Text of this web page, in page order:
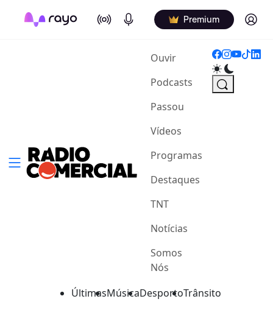
On Air Podcasts Premium Log in
Ouvir(current)
Podcasts
Passou
Vídeos
Programas
Destaques
TNT
Notícias
Somos
Nós
ÚltimasMúsicaDesportoTrânsito